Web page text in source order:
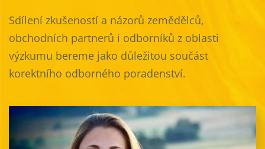
Sdílení zkušeností a názorů zemědělců,
obchodních partnerů i odborníků z oblasti
výzkumu bereme jako důležitou součást
korektního odborného poradenství.